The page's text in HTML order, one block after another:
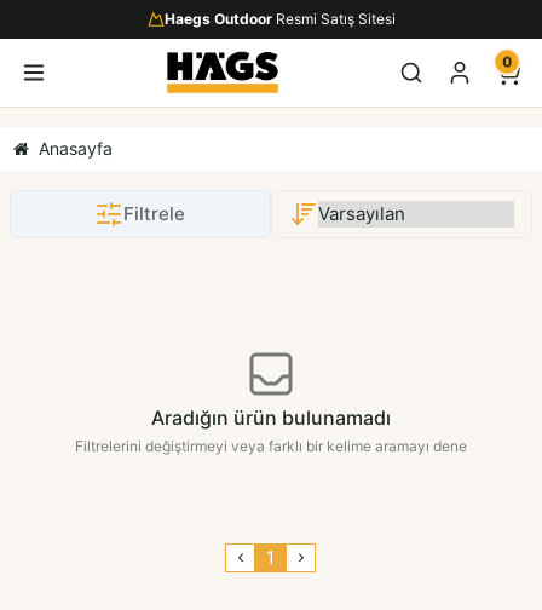
Haegs OutdoorResmi Satış Sitesi
0
Anasayfa
Filtrele
Aradığın ürün bulunamadı
Filtrelerini değiştirmeyi veya farklı bir kelime aramayı dene
1